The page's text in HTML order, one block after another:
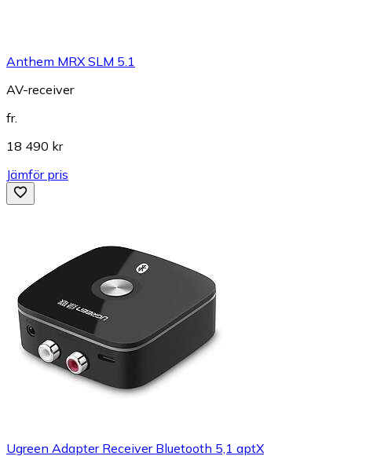
Anthem MRX SLM 5.1
AV-receiver
fr.
18 490 kr
Jämför pris
Ugreen Adapter Receiver Bluetooth 5,1 aptX